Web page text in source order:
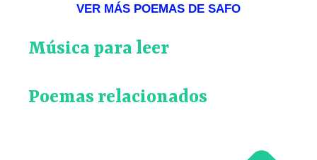
VER MÁS POEMAS DE SAFO
Música para leer
Poemas relacionados